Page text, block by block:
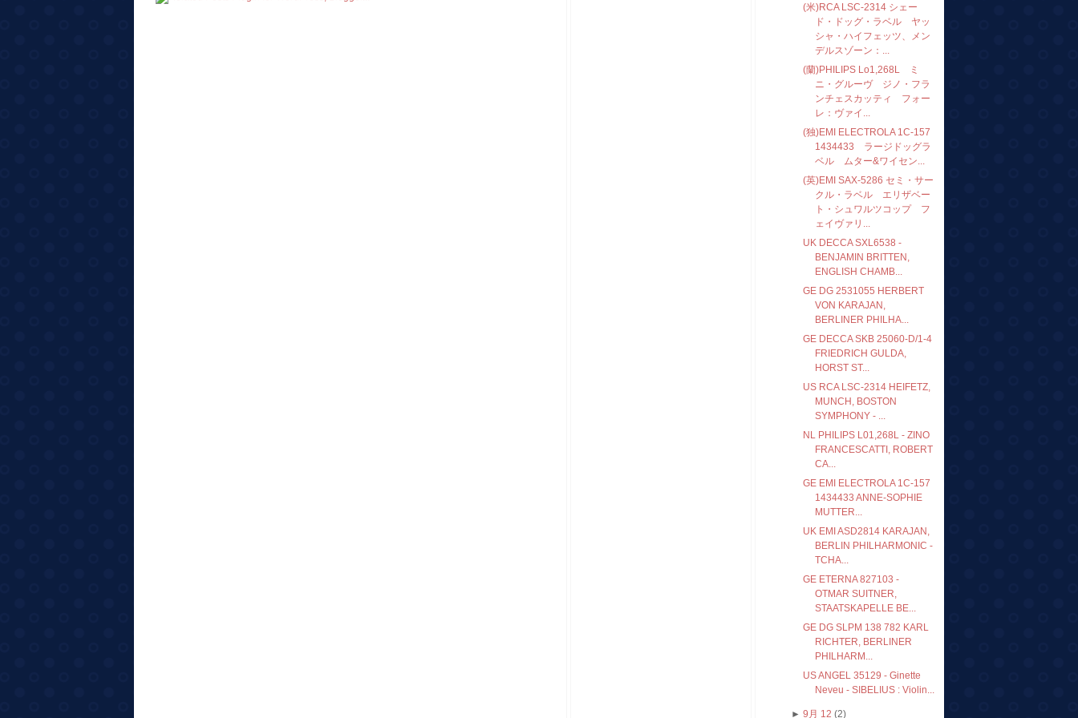
(米)RCA LSC-2314 シェー
ド・ドッグ・ラベル ヤッ
シャ・ハイフェッツ、メン
デルスゾーン：...
(蘭)PHILIPS Lo1,268L ミ
ニ・グルーヴ ジノ・フラ
ンチェスカッティ フォー
レ：ヴァイ...
(独)EMI ELECTROLA 1C-157
1434433 ラージドッグラ
ベル ムター&ワイセン...
(英)EMI SAX-5286 セミ・サー
クル・ラベル エリザベー
ト・シュワルツコップ フ
ェイヴァリ...
UK DECCA SXL6538 -
BENJAMIN BRITTEN,
ENGLISH CHAMB...
GE DG 2531055 HERBERT
VON KARAJAN,
BERLINER PHILHA...
GE DECCA SKB 25060-D/1-4
FRIEDRICH GULDA,
HORST ST...
US RCA LSC-2314 HEIFETZ,
MUNCH, BOSTON
SYMPHONY - ...
NL PHILIPS L01,268L - ZINO
FRANCESCATTI, ROBERT
CA...
GE EMI ELECTROLA 1C-157
1434433 ANNE-SOPHIE
MUTTER...
UK EMI ASD2814 KARAJAN,
BERLIN PHILHARMONIC -
TCHA...
GE ETERNA 827103 -
OTMAR SUITNER,
STAATSKAPELLE BE...
GE DG SLPM 138 782 KARL
RICHTER, BERLINER
PHILHARM...
US ANGEL 35129 - Ginette
Neveu - SIBELIUS : Violin...
► 9月 12 (2)